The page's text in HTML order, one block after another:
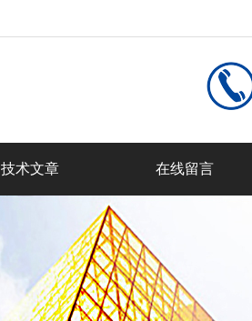
技术文章 在线留言